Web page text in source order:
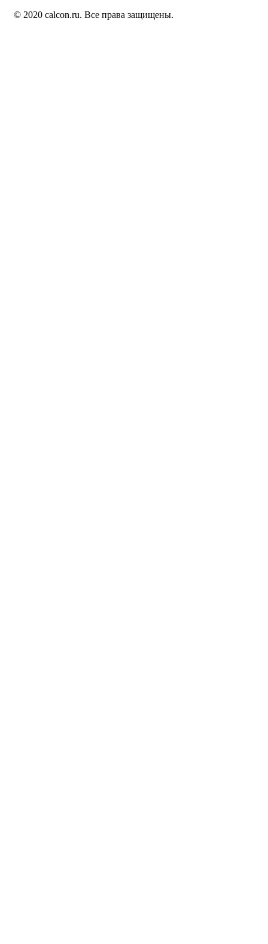
© 2020 calcon.ru. Все права защищены.